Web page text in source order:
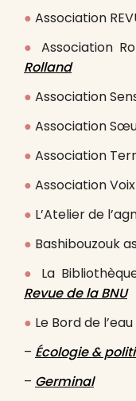
● Association
● Association
Rolland
● Association
● Association
● Association
● Association
● L’Atelier de
● Bashibouzouk
●
La
Revue de la BNU
● Le Bord de l’eau
– Écologie &
– Germinal